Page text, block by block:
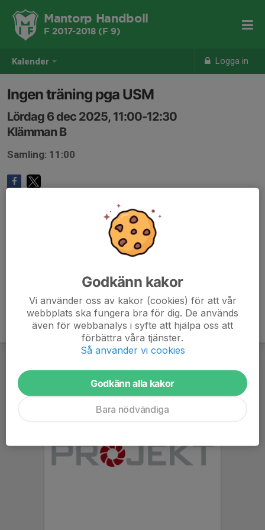
Kalender Logga in
Mantorp Handboll
F 2017-2018 (F 9)
Ingen träning pga USM
Lördag 6 dec 2025, 11:00-12:30
Klämman B
Samling: 11:00
Godkänn kakor
Vi använder oss av kakor (cookies) för att vår
webbplats ska fungera bra för dig. De används
även för webbanalys i syfte att hjälpa oss att
förbättra våra tjänster.
Så använder vi cookies
Godkänn alla kakor
Bara nödvändiga